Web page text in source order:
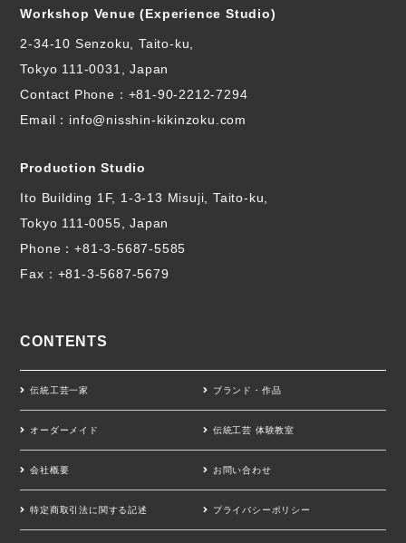
Workshop Venue (Experience Studio)
2-34-10 Senzoku, Taito-ku,
Tokyo 111-0031, Japan
Contact Phone： +81-90-2212-7294
Email：info@nisshin-kikinzoku.com
Production Studio
Ito Building 1F, 1-3-13 Misuji, Taito-ku,
Tokyo 111-0055, Japan
Phone：+81-3-5687-5585
Fax：+81-3-5687-5679
CONTENTS
伝統工芸一家 ブランド・作品
オーダーメイド 伝統工芸 体験教室
会社概要 お問い合わせ
特定商取引法に関する記述 プライバシーポリシー